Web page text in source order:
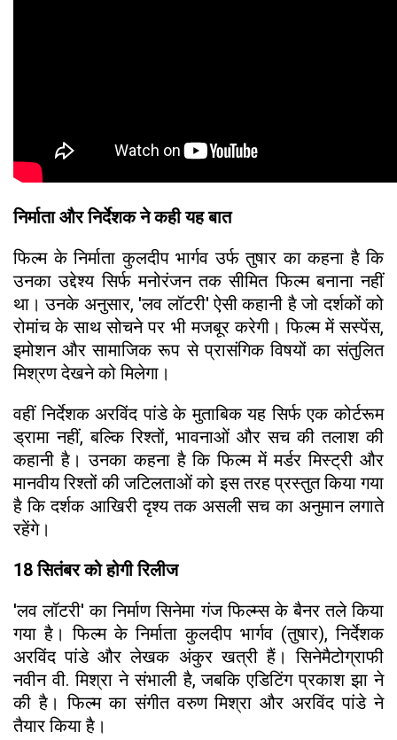
निर्माता और निर्देशक ने कही यह बात
फिल्म के निर्माता कुलदीप भार्गव उर्फ तुषार का कहना है कि
उनका उद्देश्य सिर्फ मनोरंजन तक सीमित फिल्म बनाना नहीं
था। उनके अनुसार, 'लव लॉटरी' ऐसी कहानी है जो दर्शकों को
रोमांच के साथ सोचने पर भी मजबूर करेगी। फिल्म में सस्पेंस,
इमोशन और सामाजिक रूप से प्रासंगिक विषयों का संतुलित
मिश्रण देखने को मिलेगा।
वहीं निर्देशक अरविंद पांडे के मुताबिक यह सिर्फ एक कोर्टरूम
ड्रामा नहीं, बल्कि रिश्तों, भावनाओं और सच की तलाश की
कहानी है। उनका कहना है कि फिल्म में मर्डर मिस्ट्री और
मानवीय रिश्तों की जटिलताओं को इस तरह प्रस्तुत किया गया
है कि दर्शक आखिरी दृश्य तक असली सच का अनुमान लगाते
रहेंगे।
18 सितंबर को होगी रिलीज
'लव लॉटरी' का निर्माण सिनेमा गंज फिल्म्स के बैनर तले किया
गया है। फिल्म के निर्माता कुलदीप भार्गव (तुषार), निर्देशक
अरविंद पांडे और लेखक अंकुर खत्री हैं। सिनेमैटोग्राफी
नवीन वी. मिश्रा ने संभाली है, जबकि एडिटिंग प्रकाश झा ने
की है। फिल्म का संगीत वरुण मिश्रा और अरविंद पांडे ने
तैयार किया है।